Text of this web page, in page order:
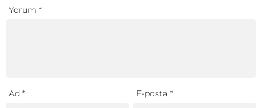
Yorum *
Ad * E-posta*